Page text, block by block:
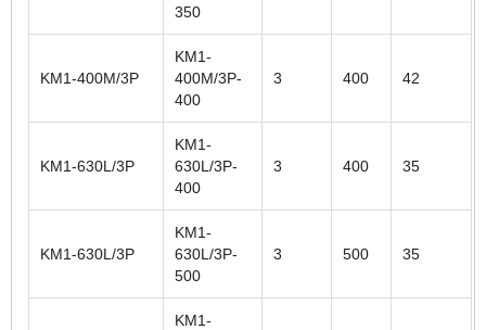
350
KM1-400M/3P
KM1-
400M/3P-
400
3 400 42
KM1-630L/3P
KM1-
630L/3P-
400
3 400 35
KM1-630L/3P
KM1-
630L/3P-
500
3 500 35
KM1-